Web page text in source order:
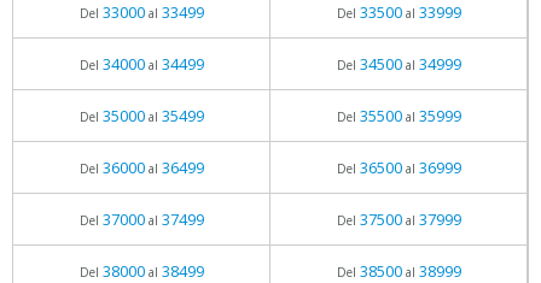
Del 33000al 33499 Del 33500al 33999
Del 34000al 34499 Del 34500al 34999
Del 35000al 35499 Del 35500al 35999
Del 36000al 36499 Del 36500al 36999
Del 37000al 37499 Del 37500al 37999
Del 38000al 38499 Del 38500al 38999